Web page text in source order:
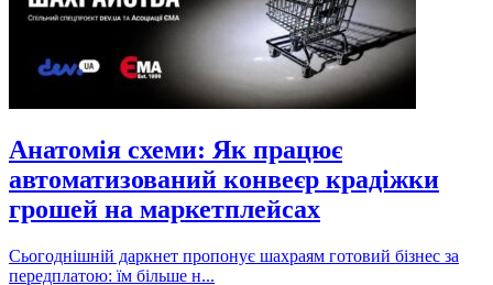
Анатомія схеми: Як працює
автоматизований конвеєр крадіжки
грошей на маркетплейсах
Сьогоднішній даркнет пропонує шахраям готовий бізнес за
передплатою: їм більше н...